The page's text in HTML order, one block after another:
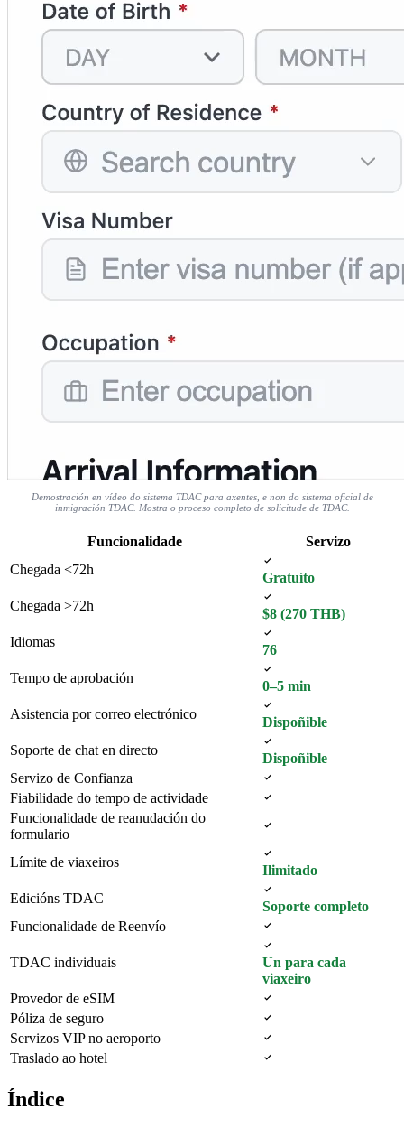
Demostración en vídeo do sistema TDAC para axentes, e non do sistema oficial de
inmigración TDAC. Mostra o proceso completo de solicitude de TDAC.
Funcionalidade
Servizo
Chegada <72h
Gratuíto
Chegada >72h
$8 (270 THB)
Idiomas
76
Tempo de aprobación
0–5 min
Asistencia por correo electrónico
Dispoñible
Soporte de chat en directo
Dispoñible
Servizo de Confianza
Fiabilidade do tempo de actividade
Funcionalidade de reanudación do
formulario
Límite de viaxeiros
Ilimitado
Edicións TDAC
Soporte completo
Funcionalidade de Reenvío
TDAC individuais
Un para cada
viaxeiro
Provedor de eSIM
Póliza de seguro
Servizos VIP no aeroporto
Traslado ao hotel
Índice